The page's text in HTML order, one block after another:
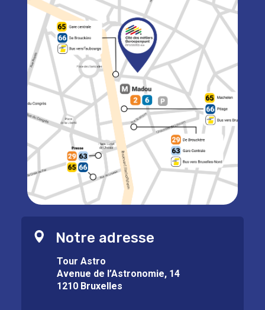
Notre adresse
Tour Astro
Avenue de l’Astronomie, 14
1210 Bruxelles